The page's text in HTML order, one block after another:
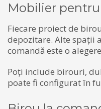
Mobilier
Fiecare proiect de
depozitare. Alte spații
comandă este o
Poți include birouri,
poate fi configurat în